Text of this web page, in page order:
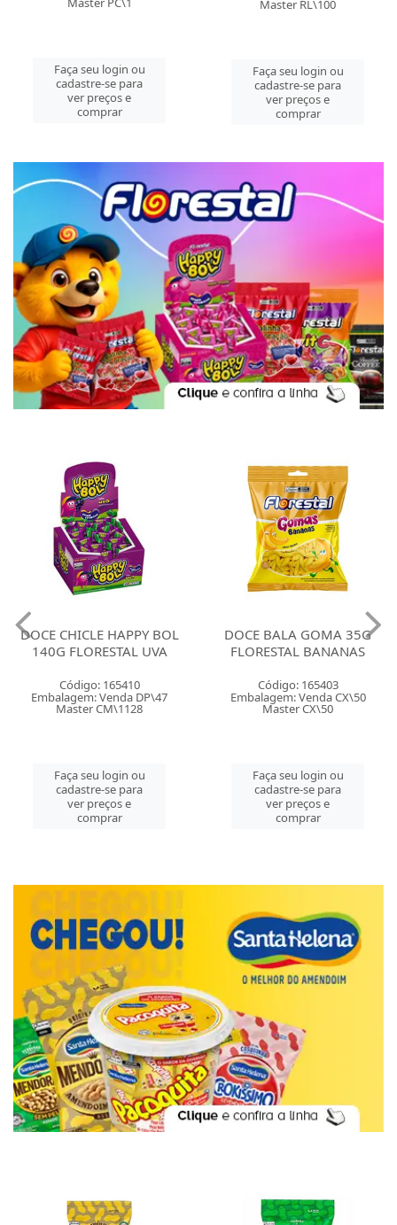
Faça seu login ou
cadastre-se para
ver preços e
comprar
Master RL\100
Faça seu login ou
cadastre-se para
ver preços e
comprar
DOCE CHICLE HAPPY BOL
140G FLORESTAL UVA
Código: 165410
Embalagem: Venda DP\47
Master CM\1128
Faça seu login ou
cadastre-se para
ver preços e
comprar
DOCE BALA GOMA 35G
FLORESTAL BANANAS
Código: 165403
Embalagem: Venda CX\50
Master CX\50
Faça seu login ou
cadastre-se para
ver preços e
comprar